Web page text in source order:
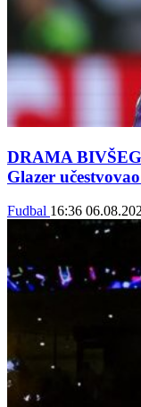
DRAMA
Glazer
Fudbal 16:36